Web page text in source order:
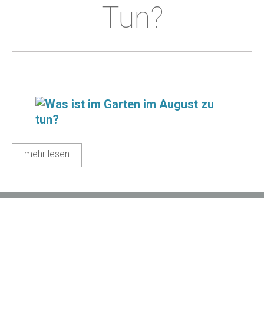
Tun?
mehr lesen